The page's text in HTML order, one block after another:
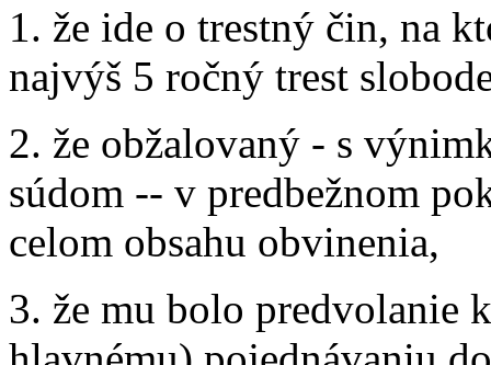
1. že ide o trestný čin, na
najvýš 5 ročný trest
2. že obžalovaný - s
súdom -- v predbežnom
celom obsahu obvinenia,
3. že mu bolo predvolanie